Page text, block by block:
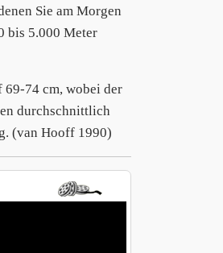
Sie am Morgen
bis 5.000 Meter
74 cm, wobei der
durchschnittlich
(van Hooff 1990)